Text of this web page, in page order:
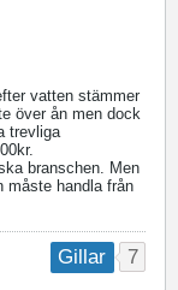
vatten stämmer
över ån men dock
trevliga
branschen. Men
måste handla från
Gillar 7